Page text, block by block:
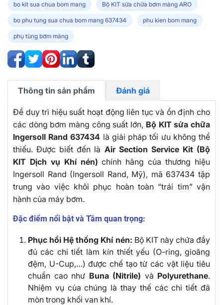
bo kit sua chua bom mang Bộ KIT sửa chữa bơm màng ARO
bo phu tung sua chua bom mang 637434 phu kien bom mang
phụ tùng bơm màng
Thông tin sản phẩm Đánh giá
Để duy trì hiệu suất hoạt động liên tục và ổn định cho
các dòng bơm màng công suất lớn, Bộ KIT sửa chữa
Ingersoll Rand 637434 là giải pháp tối ưu không thể
thiếu. Được biết đến là Air Section Service Kit (Bộ
KIT Dịch vụ Khí nén) chính hãng của thương hiệu
Ingersoll Rand (Ingersoll Rand, Mỹ), mã 637434 tập
trung vào việc khôi phục hoàn toàn “trái tim” vận
hành của máy bơm.
Đặc điểm nổi bật và Tầm quan trọng:
Phục hồi Hệ thống Khí nén: Bộ KIT này chứa đầy
đủ các chi tiết làm kín thiết yếu (O-ring, gioăng
đệm, U-Cup,…) được chế tạo từ các vật liệu tiêu
chuẩn cao như Buna (Nitrile) và Polyurethane.
Nhiệm vụ của chúng là thay thế các chi tiết đã
mòn trong khối van khí.